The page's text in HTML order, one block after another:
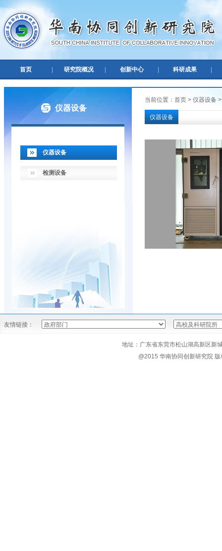
首页 研究院概况 创新中心 科研成果
仪器设备
仪器设备
检测设备
当前位置：首页 > 仪器设备
仪器设备
友情链接：
地址：广东省东莞市松山湖高新区新
@2015 华南协同创新研究院